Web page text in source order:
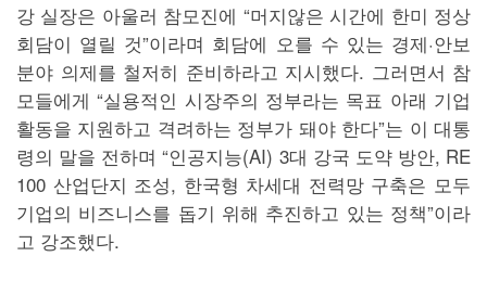
강 실장은 아울러 참모진에 “머지않은 시간에 한미 정상
회담이 열릴 것”이라며 회담에 오를 수 있는 경제·안보
분야 의제를 철저히 준비하라고 지시했다. 그러면서 참
모들에게 “실용적인 시장주의 정부라는 목표 아래 기업
활동을 지원하고 격려하는 정부가 돼야 한다”는 이 대통
령의 말을 전하며 “인공지능(AI) 3대 강국 도약 방안, RE
100 산업단지 조성, 한국형 차세대 전력망 구축은 모두
기업의 비즈니스를 돕기 위해 추진하고 있는 정책”이라
고 강조했다.